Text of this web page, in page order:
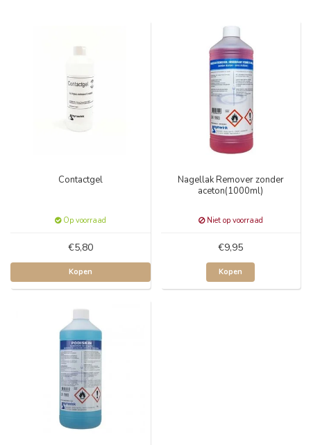
Contactgel
Op voorraad
€5,80
Kopen
Nagellak Remover zonder
aceton(1000ml)
Niet op voorraad
€9,95
Kopen